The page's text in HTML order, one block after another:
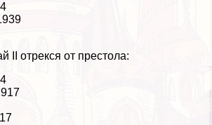
II отрекся от престола: